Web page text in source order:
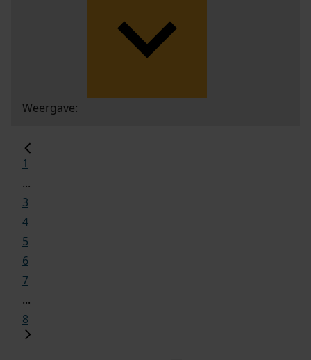
Weergave:
1
...
3
4
5
6
7
...
8